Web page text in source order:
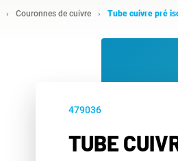
Couronnes de cuivre Tube cuivre pré
479036
TUBE